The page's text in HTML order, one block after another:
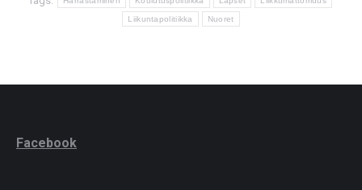
Liikuntapolitiikka Nuoret
Facebook